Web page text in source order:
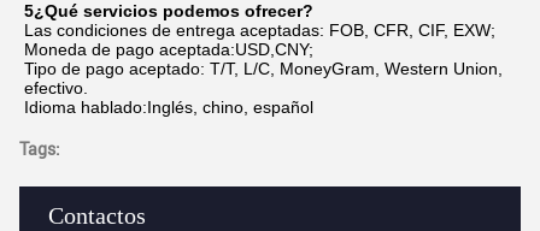
Contactos
5¿Qué servicios podemos ofrecer?
Las condiciones de entrega aceptadas: FOB, CFR, CIF, EXW;
Moneda de pago aceptada:USD,CNY;
Tipo de pago aceptado: T/T, L/C, MoneyGram, Western Union,
efectivo.
Idioma hablado:Inglés, chino, español
Tags: